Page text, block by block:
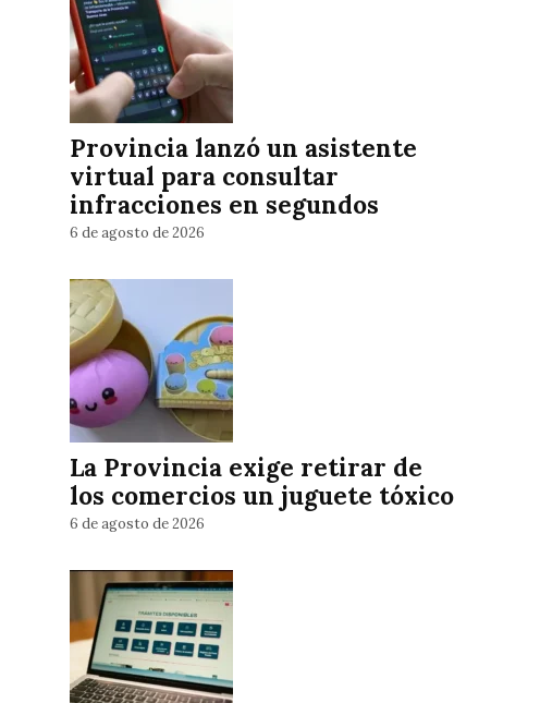
Provincia lanzó un asistente
virtual para consultar
infracciones en segundos
6 de agosto de 2026
La Provincia exige retirar de
los comercios un juguete tóxico
6 de agosto de 2026